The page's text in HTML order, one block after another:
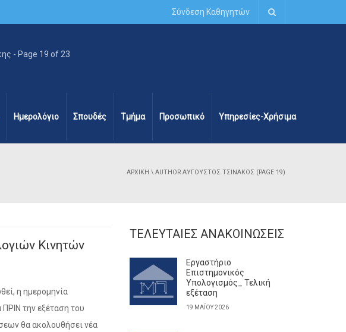
Σύνδεση Καθηγητών
Ημερολόγιο Σπουδές Τμήμα Προσωπικό Υπηρεσίες-Χρήσιμα
ΑΡΧΙΚΉ \ AUTHOR ΑΎΓΟΥΣΤΟΣ ΤΣΙΝΆΚΟΣ (PAGE 19)
Κινητών
η ημερομηνία
την εξέταση του
θα ακολουθήσει νέα
ΤΕΛΕΥΤΑΊΕΣ ΑΝΑΚΟΙΝΏΣΕΙΣ
Εργαστήριο
Επιστημονικός
Υπολογισμός_ Τελική
εξέταση
19 ΜΑΪ́ΟΥ 2026